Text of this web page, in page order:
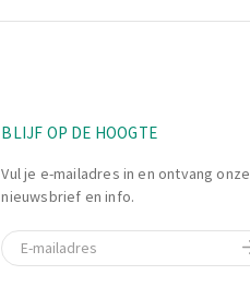
BLIJF OP DE HOOGTE
Vul je e-mailadres in en ontvang onze
nieuwsbrief en info.
E-mail